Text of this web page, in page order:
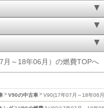
月～18年06月）の燃費TOPへ
V90の中古車 V90(17年07月～18年06